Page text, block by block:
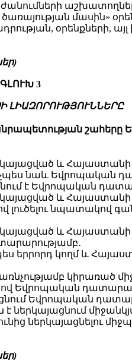
մասին»
օրենքների,
ԳԼՈՒԽ 3
ԼԻԱԶՈՐՈՒԹՅՈՒՆՆԵՐԸ
և Հայաստանի
նաև Եվրոպական
է Եվրոպական
և Հայաստանի
նպատակով
և Հայաստանի
երրորդ կողմ և
կիրառած
Եվրոպական
Եվրոպական
ներկայացնելու